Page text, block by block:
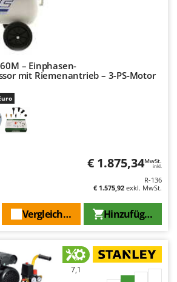
– Einphasen-
mit Riemenantrieb – 3-PS-Motor
€ 1.875,34MwSt.
inkl.
R-136
€ 1.575,92 exkl. MwSt.
Hinzufügen
Vergleichen Sie
7,1